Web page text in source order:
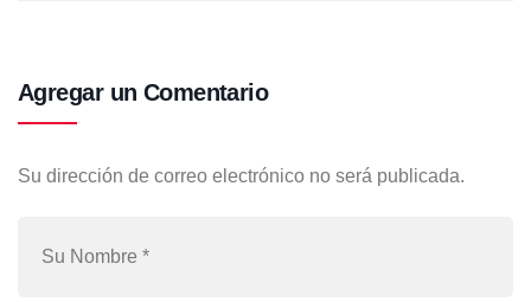
Agregar un Comentario
Su dirección de correo electrónico no será publicada.